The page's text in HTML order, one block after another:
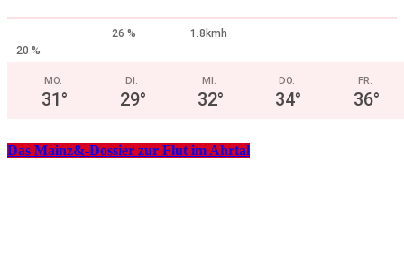
26 %
1.8kmh
20 %
MO.
31°
DI.
29°
MI.
32°
DO.
34°
FR.
36°
Das Mainz&-Dossier zur Flut im Ahrtal